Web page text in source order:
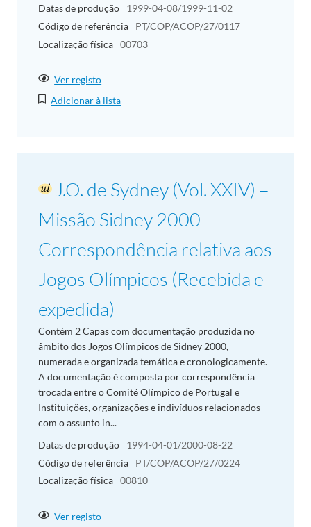
Datas de produção
1999-04-08/1999-11-02
Código de referência
PT/COP/ACOP/27/0117
Localização física 00703
Ver registo
Adicionar à lista
J.O. de Sydney (Vol. XXIV) –
Missão Sidney 2000
Correspondência relativa aos
Jogos Olímpicos (Recebida e
expedida)
Contém 2 Capas com documentação produzida no
âmbito dos Jogos Olímpicos de Sidney 2000,
numerada e organizada temática e cronologicamente.
A documentação é composta por correspondência
trocada entre o Comité Olímpico de Portugal e
Instituições, organizações e indivíduos relacionados
com o assunto in...
Datas de produção
1994-04-01/2000-08-22
Código de referência
PT/COP/ACOP/27/0224
Localização física 00810
Ver registo